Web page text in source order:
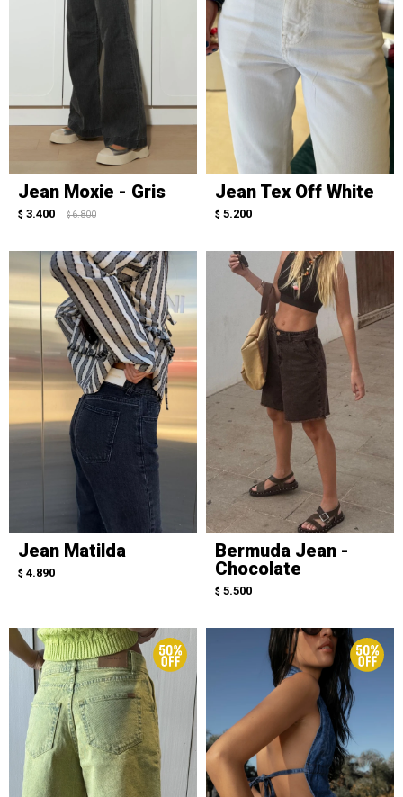
Jean Moxie - Gris
$ 3.400 $ 6.800
Jean Tex Off White
$ 5.200
Jean Matilda
$ 4.890
Bermuda Jean -
Chocolate
$ 5.500